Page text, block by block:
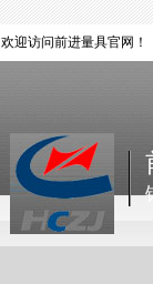
欢迎访问前进量具官网！